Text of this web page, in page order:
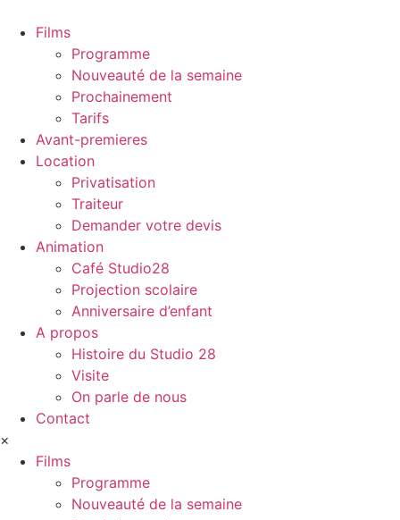
Films
Programme
Nouveauté de la semaine
Prochainement
Tarifs
Avant-premieres
Location
Privatisation
Traiteur
Demander votre devis
Animation
Café Studio28
Projection scolaire
Anniversaire d’enfant
A propos
Histoire du Studio 28
Visite
On parle de nous
Contact
×
Films
Programme
Nouveauté de la semaine